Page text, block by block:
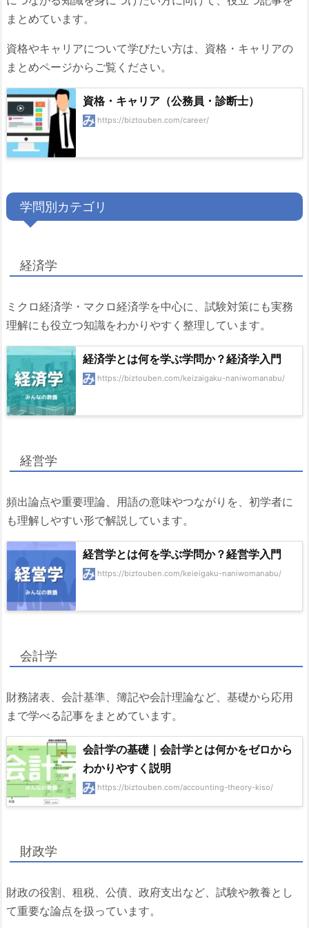
まとめています。
資格やキャリアについて学びたい方は、資格・キャリアの
まとめページからご覧ください。
資格・キャリア（公務員・診断士）
https://biztouben.com/career/
学問別カテゴリ
経済学
ミクロ経済学・マクロ経済学を中心に、試験対策にも実務
理解にも役立つ知識をわかりやすく整理しています。
経済学とは何を学ぶ学問か？経済学入門
https://biztouben.com/keizaigaku-naniwomanabu/
経営学
頻出論点や重要理論、用語の意味やつながりを、初学者に
も理解しやすい形で解説しています。
経営学とは何を学ぶ学問か？経営学入門
https://biztouben.com/keieigaku-naniwomanabu/
会計学
財務諸表、会計基準、簿記や会計理論など、基礎から応用
まで学べる記事をまとめています。
会計学の基礎｜会計学とは何かをゼロから
わかりやすく説明
https://biztouben.com/accounting-theory-kiso/
財政学
財政の役割、租税、公債、政府支出など、試験や教養とし
て重要な論点を扱っています。